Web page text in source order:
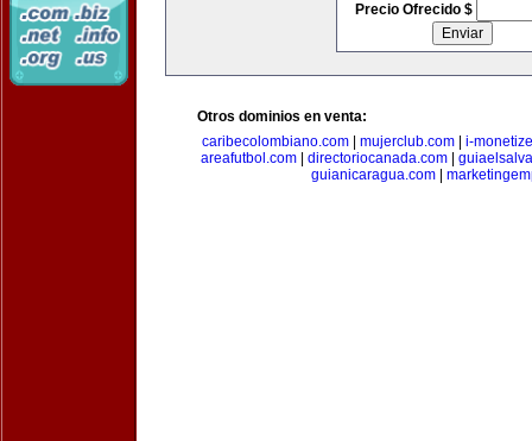
Precio Ofrecido $
Otros dominios en venta:
caribecolombiano.com| mujerclub.com| i-
areafutbol.com
directoriocanada.com
guianicaragua.com